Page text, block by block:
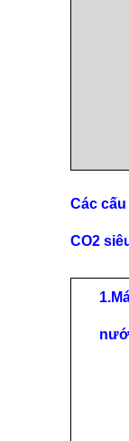
Các
CO2
1.